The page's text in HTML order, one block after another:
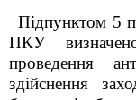
Підпунктом 5
ПКУ
проведення
здійснення